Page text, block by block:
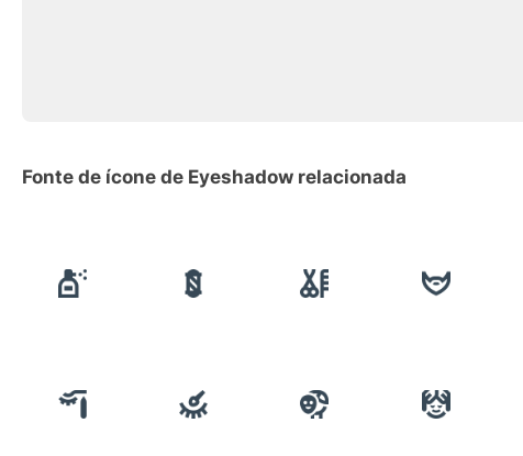
Fonte de ícone de Eyeshadow relacionada